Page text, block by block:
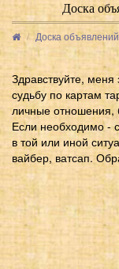
Доска
Доска объявлений
Здравствуйте,
судьбу по картам
личные отношения,
Если необходимо -
в той или иной
вайбер, ватсап.